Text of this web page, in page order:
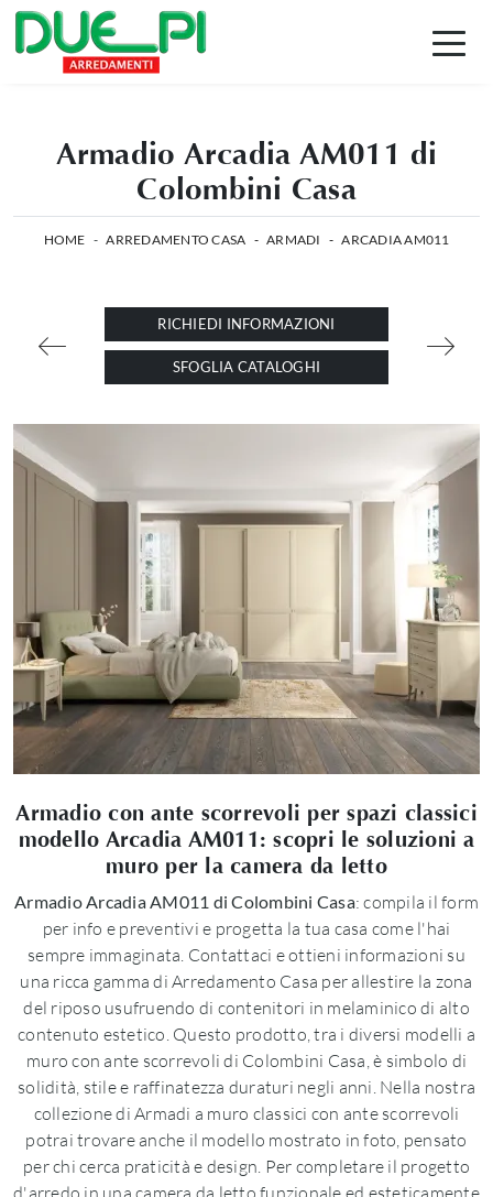
Armadio Arcadia AM011 di
Colombini Casa
HOME - ARREDAMENTO CASA - ARMADI - ARCADIA AM011
RICHIEDI INFORMAZIONI
SFOGLIA CATALOGHI
Armadio con ante scorrevoli per spazi classici
modello Arcadia AM011: scopri le soluzioni a
muro per la camera da letto
Armadio Arcadia AM011 di Colombini Casa: compila il form
per info e preventivi e progetta la tua casa come l'hai
sempre immaginata. Contattaci e ottieni informazioni su
una ricca gamma di Arredamento Casa per allestire la zona
del riposo usufruendo di contenitori in melaminico di alto
contenuto estetico. Questo prodotto, tra i diversi modelli a
muro con ante scorrevoli di Colombini Casa, è simbolo di
solidità, stile e raffinatezza duraturi negli anni. Nella nostra
collezione di Armadi a muro classici con ante scorrevoli
potrai trovare anche il modello mostrato in foto, pensato
per chi cerca praticità e design. Per completare il progetto
d'arredo in una camera da letto funzionale ed esteticamente